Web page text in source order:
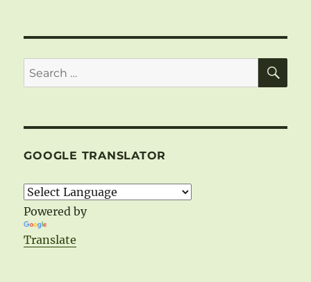
Search
for:
GOOGLE TRANSLATOR
Powered by
Translate